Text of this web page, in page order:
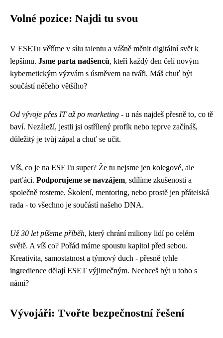
Volné pozice: Najdi tu svou
V ESETu věříme v sílu talentu a vášně měnit digitální svět k
lepšímu. Jsme parta nadšenců, kteří každý den čelí novým
kybernetickým výzvám s úsměvem na tváři. Máš chuť být
součástí něčeho většího?
Od vývoje přes IT až po marketing - u nás najdeš přesně to, co tě
baví. Nezáleží, jestli jsi ostřílený profík nebo teprve začínáš,
důležitý je tvůj zápal a chuť se učit.
Víš, co je na ESETu super? Že tu nejsme jen kolegové, ale
parťáci. Podporujeme se navzájem, sdílíme zkušenosti a
společně rosteme. Školení, mentoring, nebo prostě jen přátelská
rada - to všechno je součástí našeho DNA.
Už 30 let píšeme příběh, který chrání miliony lidí po celém
světě. A víš co? Pořád máme spoustu kapitol před sebou.
Kreativita, samostatnost a týmový duch - přesně tyhle
ingredience dělají ESET výjimečným. Nechceš být u toho s
námi?
Vývojáři: Tvořte bezpečnostní řešení